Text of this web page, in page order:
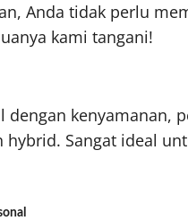
Anda tidak perlu
kami tangani!
dengan kenyamanan,
Sangat ideal